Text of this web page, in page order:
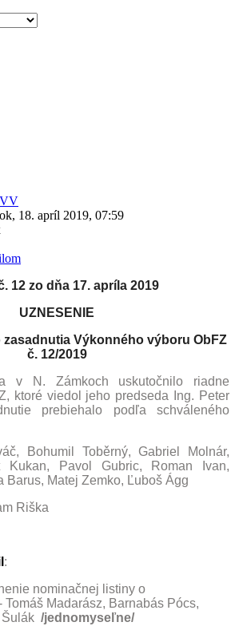
18. apríl 2019, 07:59
12 zo dňa 17. apríla 2019
UZNESENIE
Výkonného výboru ObFZ
č. 12/2019
v N. Zámkoch uskutočnilo riadne
ktoré viedol jeho predseda Ing. Peter
prebiehalo podľa schváleného
Bohumil Toběrný, Gabriel Molnár,
Kukan, Pavol Gubric, Roman Ivan,
Barus, Matej Zemko, Ľuboš Ágg
Riška
:
nominačnej listiny o
Madarász, Barnabás Pócs,
Šulák /jednomyseľne/